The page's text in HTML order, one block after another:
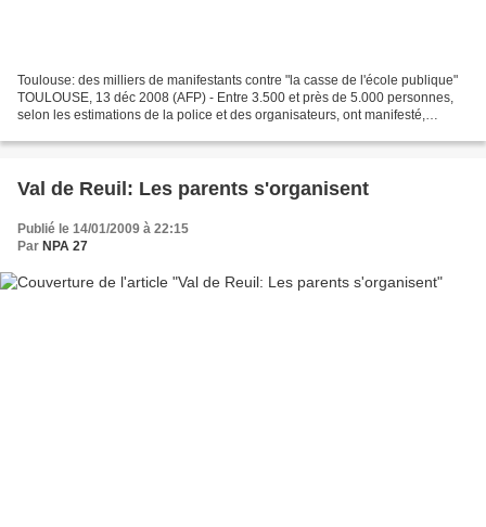
Toulouse: des milliers de manifestants contre "la casse de l'école publique"
TOULOUSE, 13 déc 2008 (AFP) - Entre 3.500 et près de 5.000 personnes,
selon les estimations de la police et des organisateurs, ont manifesté,
Val de Reuil: Les parents s'organisent
Publié le 14/01/2009 à 22:15
Par NPA 27